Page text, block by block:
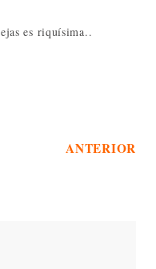
es riquísima..
ANTERIOR